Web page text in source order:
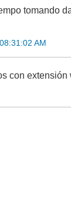
tomando
AM
con